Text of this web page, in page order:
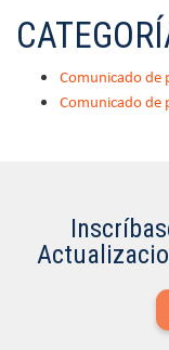
Comunicado de
Comunicado de